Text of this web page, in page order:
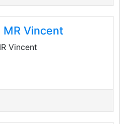
MR Vincent
Vincent